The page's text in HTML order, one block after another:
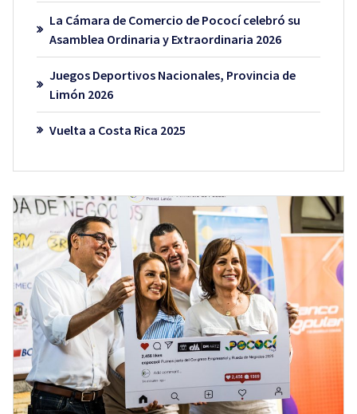
La Cámara de Comercio de Pococí celebró su
Asamblea Ordinaria y Extraordinaria 2026
Juegos Deportivos Nacionales, Provincia de
Limón 2026
Vuelta a Costa Rica 2025